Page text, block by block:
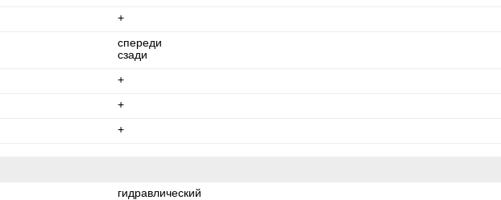
+
спереди
сзади
+
+
+
гидравлический